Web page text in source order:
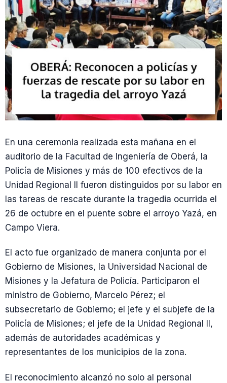
En una ceremonia realizada esta mañana en el
auditorio de la Facultad de Ingeniería de Oberá, la
Policía de Misiones y más de 100 efectivos de la
Unidad Regional II fueron distinguidos por su labor en
las tareas de rescate durante la tragedia ocurrida el
26 de octubre en el puente sobre el arroyo Yazá, en
Campo Viera.
El acto fue organizado de manera conjunta por el
Gobierno de Misiones, la Universidad Nacional de
Misiones y la Jefatura de Policía. Participaron el
ministro de Gobierno, Marcelo Pérez; el
subsecretario de Gobierno; el jefe y el subjefe de la
Policía de Misiones; el jefe de la Unidad Regional II,
además de autoridades académicas y
representantes de los municipios de la zona.
El reconocimiento alcanzó no solo al personal